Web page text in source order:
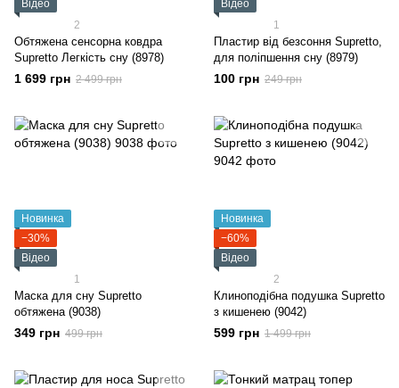
Відео
2
Обтяжена сенсорна ковдра
Supretto Легкість сну (8978)
1 699 грн 2 499 грн
Відео
1
Пластир від безсоння Supretto,
для поліпшення сну (8979)
100 грн 249 грн
Новинка
−30%
Відео
1
Маска для сну Supretto
обтяжена (9038)
349 грн 499 грн
Новинка
−60%
Відео
2
Клиноподібна подушка Supretto
з кишенею (9042)
599 грн 1 499 грн